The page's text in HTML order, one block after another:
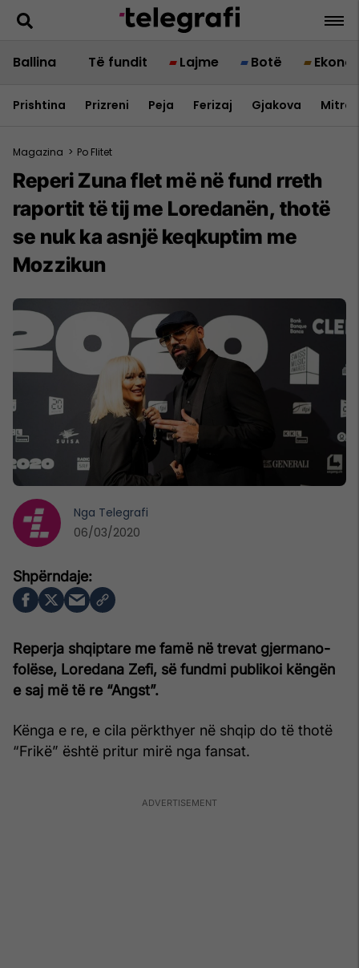
Ballina Të fundit Lajme Botë
Prishtina Prizreni Peja Ferizaj Gjakova
Magazina > Po Flitet
Reperi Zuna flet më në fund rreth
raportit të tij me Loredanën, thotë
se nuk ka asnjë keqkuptim me
Mozzikun
Reperja shqiptare me famë në trevat gjermano-
folëse, Loredana Zefi, së fundmi publikoi këngën
e saj më të re “Angst”.
Kënga e re, e cila përkthyer në shqip do të thotë
“Frikë” është pritur mirë nga fansat.
Nga Telegrafi
06/03/2020